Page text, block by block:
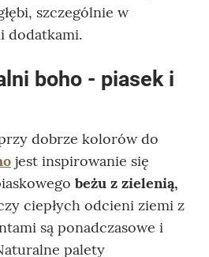
szczególnie w
dodatkami.
boho - piasek i
dobrze kolorów do
jest inspirowanie się
beżu z zielenią,
ciepłych odcieni ziemi z
są ponadczasowe i
palety